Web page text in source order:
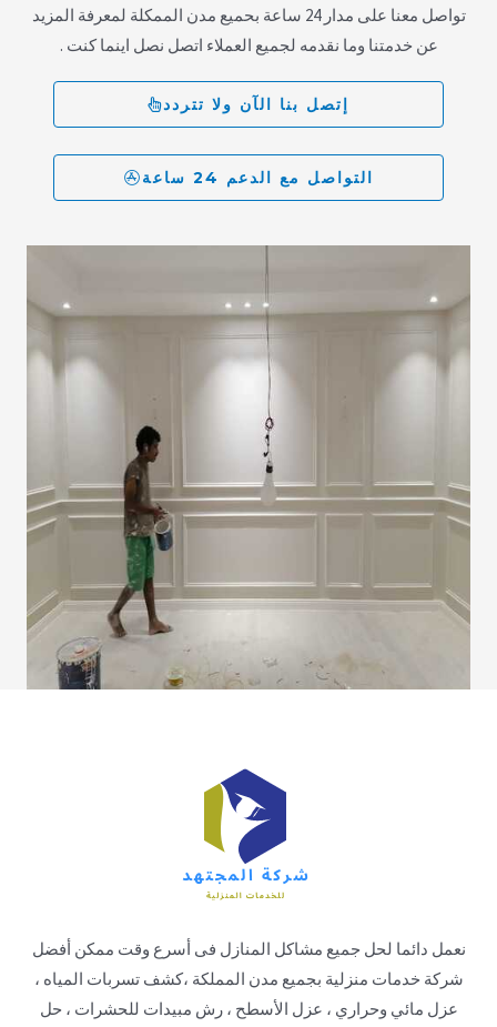
تواصل معنا على مدار 24 ساعة بحميع مدن الممكلة لمعرفة المزيد
عن خدمتنا وما نقدمه لجميع العملاء اتصل نصل اينما كنت .
إتصل بنا الآن ولا تتردد
التواصل مع الدعم 24 ساعة
نعمل دائما لحل جميع مشاكل المنازل فى أسرع وقت ممكن أفضل
شركة خدمات منزلية بجميع مدن المملكة ،كشف تسربات المياه ،
عزل مائي وحراري ، عزل الأسطح ، رش مبيدات للحشرات ، حل